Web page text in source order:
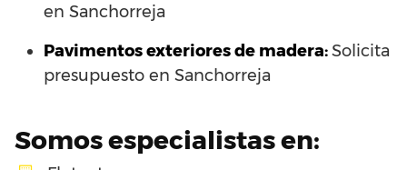
en Sanchorreja
Pavimentos exteriores de madera:Solicita
presupuesto en Sanchorreja
Somos especialistas en: